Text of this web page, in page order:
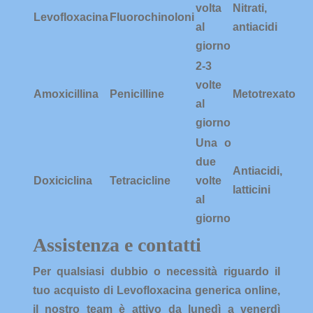
Levofloxacina Fluorochinoloni
volta
al
giorno
Nitrati,
antiacidi
Amoxicillina Penicilline
2-3
volte
al
giorno
Metotrexato
Doxiciclina Tetracicline
Una o
due
volte
al
giorno
Antiacidi,
latticini
Assistenza e contatti
Per qualsiasi dubbio o necessità riguardo il
tuo acquisto di Levofloxacina genericaonline,
il nostro team è attivo da lunedì a venerdì